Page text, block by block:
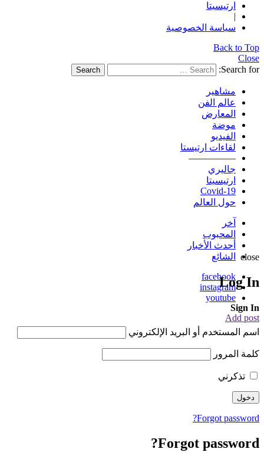
ارتيسيتا
|
سياسة الخصوصية
Back to Top
Close
Search for:
Search
مشاهير
عالم الفن
المعارض
موضة
الفيديو
لقاءات ارتيستا
—————
جاليري
ارتيسيتا
Covid-19
حول العالم
آخر
المحبوب
أحدث الأخبار
الشائع
facebook
instagram
youtube
Add post
close
Log In
Sign In
اسم المستخدم أو البريد الإلكتروني
كلمة المرور
تذكرني
Forgot password?
Forgot password?